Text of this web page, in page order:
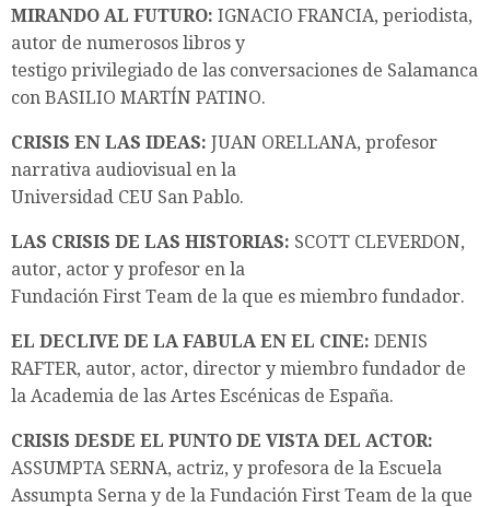
MIRANDO AL FUTURO: IGNACIO FRANCIA, periodista,
autor de numerosos libros y
testigo privilegiado de las conversaciones de Salamanca
con BASILIO MARTÍN PATINO.
CRISIS EN LAS IDEAS: JUAN ORELLANA, profesor
narrativa audiovisual en la
Universidad CEU San Pablo.
LAS CRISIS DE LAS HISTORIAS: SCOTT CLEVERDON,
autor, actor y profesor en la
Fundación First Team de la que es miembro fundador.
EL DECLIVE DE LA FABULA EN EL CINE: DENIS
RAFTER, autor, actor, director y miembro fundador de
la Academia de las Artes Escénicas de España.
CRISIS DESDE EL PUNTO DE VISTA DEL ACTOR:
ASSUMPTA SERNA, actriz, y profesora de la Escuela
Assumpta Serna y de la Fundación First Team de la que